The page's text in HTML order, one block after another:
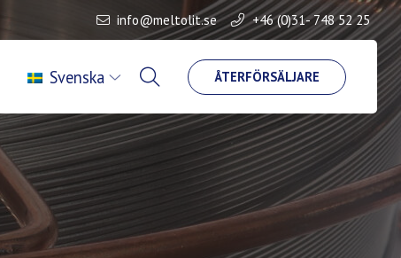
info@meltolit.se +46 (0)31- 748 52 25
ÅTERFÖRSÄLJARE
Svenska